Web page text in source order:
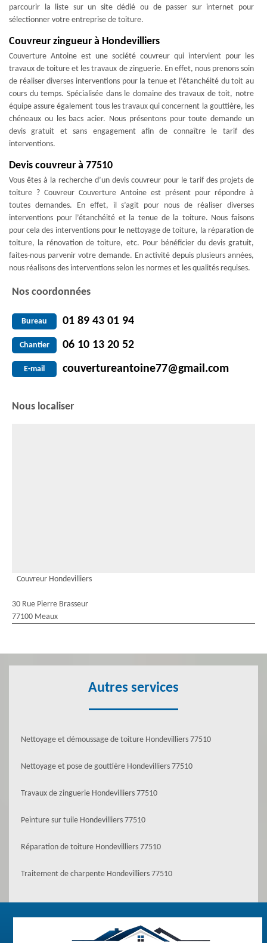
parcourir la liste sur un site dédié ou de passer sur internet pour
sélectionner votre entreprise de toiture.
Couvreur zingueur à Hondevilliers
Couverture Antoine est une société couvreur qui intervient pour les
travaux de toiture et les travaux de zinguerie. En effet, nous prenons soin
de réaliser diverses interventions pour la tenue et l’étanchéité du toit au
cours du temps. Spécialisée dans le domaine des travaux de toit, notre
équipe assure également tous les travaux qui concernent la gouttière, les
chéneaux ou les bacs acier. Nous présentons pour toute demande un
devis gratuit et sans engagement afin de connaître le tarif des
interventions.
Devis couvreur à 77510
Vous êtes à la recherche d’un devis couvreur pour le tarif des projets de
toiture ? Couvreur Couverture Antoine est présent pour répondre à
toutes demandes. En effet, il s’agit pour nous de réaliser diverses
interventions pour l’étanchéité et la tenue de la toiture. Nous faisons
pour cela des interventions pour le nettoyage de toiture, la réparation de
toiture, la rénovation de toiture, etc. Pour bénéficier du devis gratuit,
faites-nous parvenir votre demande. En activité depuis plusieurs années,
nous réalisons des interventions selon les normes et les qualités requises.
Nos coordonnées
Bureau 01 89 43 01 94
Chantier 06 10 13 20 52
E-mail couvertureantoine77@gmail.com
Nous localiser
Couvreur Hondevilliers
30 Rue Pierre Brasseur
77100 Meaux
Autres services
Nettoyage et démoussage de toiture Hondevilliers 77510
Nettoyage et pose de gouttière Hondevilliers 77510
Travaux de zinguerie Hondevilliers 77510
Peinture sur tuile Hondevilliers 77510
Réparation de toiture Hondevilliers 77510
Traitement de charpente Hondevilliers 77510